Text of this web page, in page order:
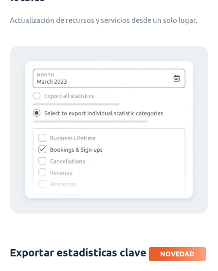
Actualización de recursos y servicios desde un solo lugar.
Exportar estadísticas clave NOVEDAD